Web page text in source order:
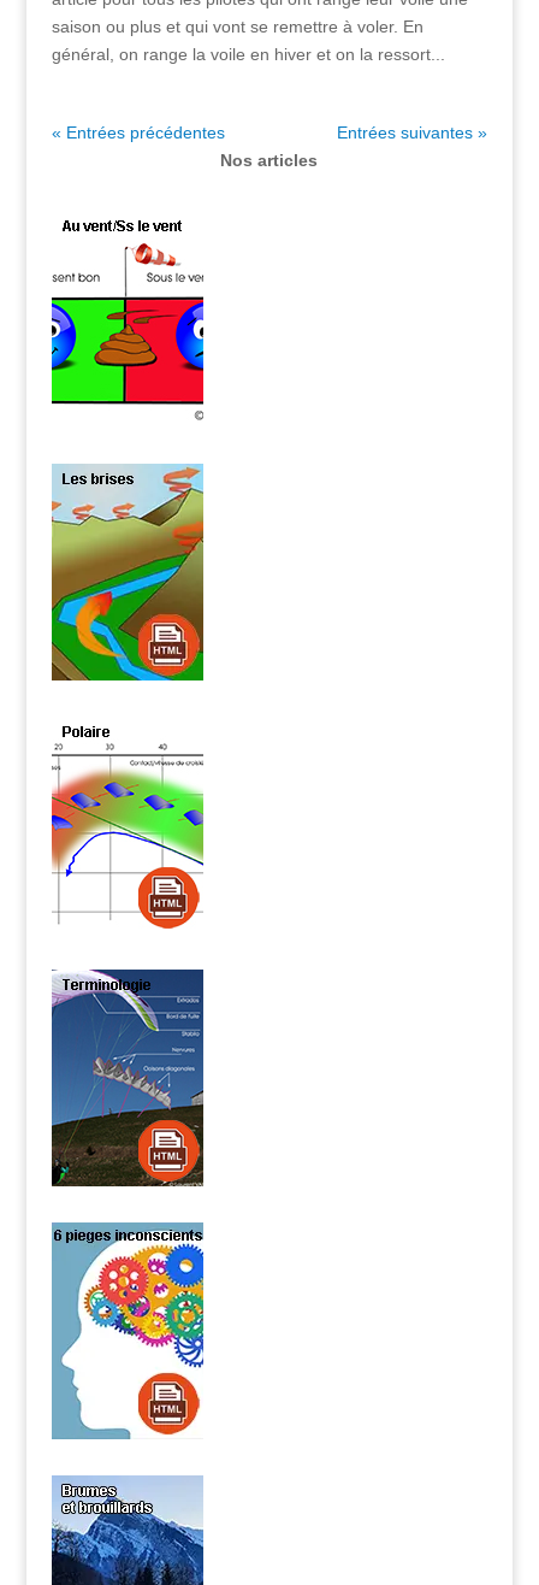
saison ou plus et qui vont se remettre à voler. En
général, on range la voile en hiver et on la ressort...
« Entrées précédentes
Entrées suivantes »
Nos articles